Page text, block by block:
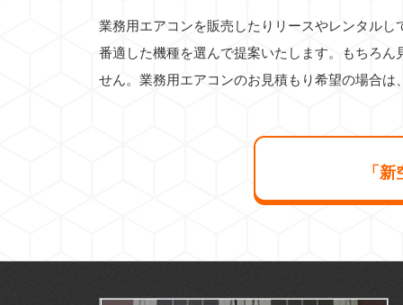
業務用エアコンを販売したりリースやレンタル
番適した機種を選んで提案いたします。もちろ
せん。業務用エアコンのお見積もり希望の場合
「